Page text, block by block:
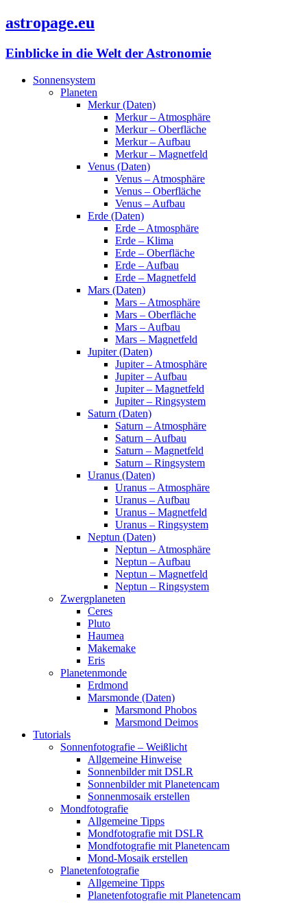
astropage.eu
Einblicke in die Welt der Astronomie
Sonnensystem
Planeten
Merkur (Daten)
Merkur – Atmosphäre
Merkur – Oberfläche
Merkur – Aufbau
Merkur – Magnetfeld
Venus (Daten)
Venus – Atmosphäre
Venus – Oberfläche
Venus – Aufbau
Erde (Daten)
Erde – Atmosphäre
Erde – Klima
Erde – Oberfläche
Erde – Aufbau
Erde – Magnetfeld
Mars (Daten)
Mars – Atmosphäre
Mars – Oberfläche
Mars – Aufbau
Mars – Magnetfeld
Jupiter (Daten)
Jupiter – Atmosphäre
Jupiter – Aufbau
Jupiter – Magnetfeld
Jupiter – Ringsystem
Saturn (Daten)
Saturn – Atmosphäre
Saturn – Aufbau
Saturn – Magnetfeld
Saturn – Ringsystem
Uranus (Daten)
Uranus – Atmosphäre
Uranus – Aufbau
Uranus – Magnetfeld
Uranus – Ringsystem
Neptun (Daten)
Neptun – Atmosphäre
Neptun – Aufbau
Neptun – Magnetfeld
Neptun – Ringsystem
Zwergplaneten
Ceres
Pluto
Haumea
Makemake
Eris
Planetenmonde
Erdmond
Marsmonde (Daten)
Marsmond Phobos
Marsmond Deimos
Tutorials
Sonnenfotografie – Weißlicht
Allgemeine Hinweise
Sonnenbilder mit DSLR
Sonnenbilder mit Planetencam
Sonnenmosaik erstellen
Mondfotografie
Allgemeine Tipps
Mondfotografie mit DSLR
Mondfotografie mit Planetencam
Mond-Mosaik erstellen
Planetenfotografie
Allgemeine Tipps
Planetenfotografie mit Planetencam